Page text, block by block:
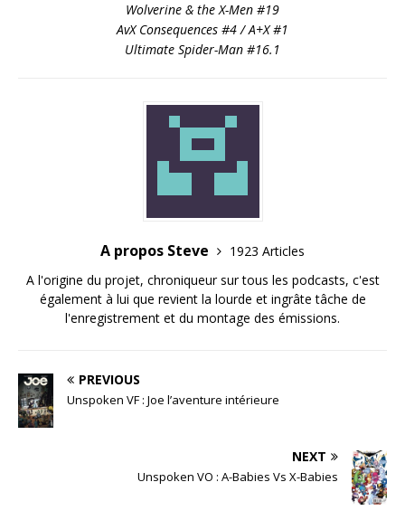
Wolverine & the X-Men #19
AvX Consequences #4 / A+X #1
Ultimate Spider-Man #16.1
A propos Steve
1923 Articles
A l'origine du projet, chroniqueur sur tous les podcasts, c'est
également à lui que revient la lourde et ingrâte tâche de
l'enregistrement et du montage des émissions.
PREVIOUS
Unspoken VF : Joe l’aventure intérieure
NEXT
Unspoken VO : A-Babies Vs X-Babies